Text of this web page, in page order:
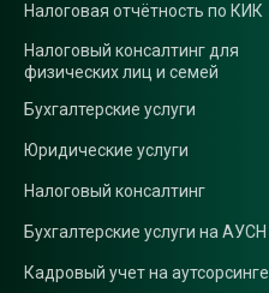
Налоговый консалтинг
Юридические услуги
Бухгалтерские услуги
Налоговая отчётность по КИК
Бухгалтерские услуги на АУСН
Налоговый консалтинг для
физических лиц и семей
Кадровый учет на аутсорсинге